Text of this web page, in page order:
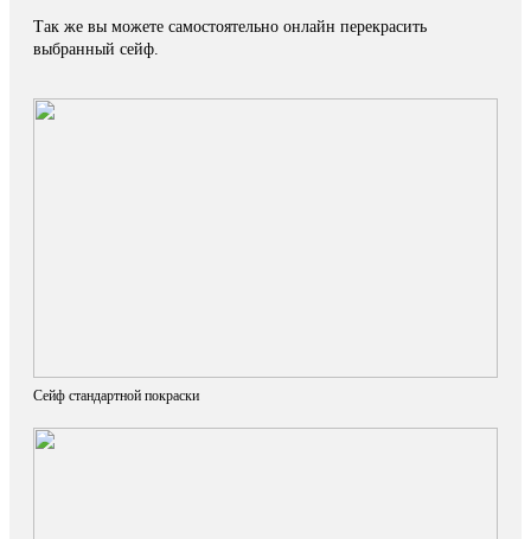
Так же вы можете самостоятельно онлайн перекрасить
выбранный сейф.
Сейф стандартной покраски